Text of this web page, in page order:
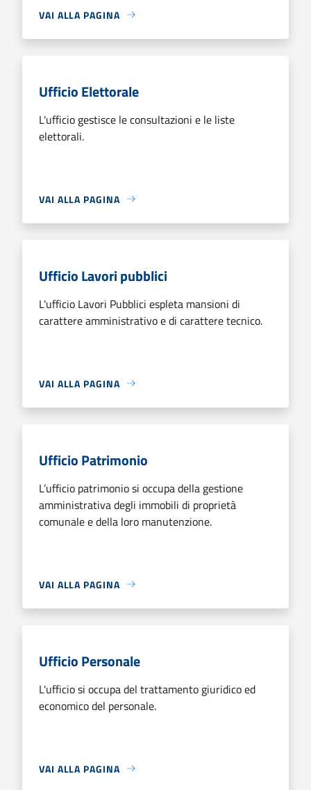
VAI ALLA PAGINA
Ufficio Elettorale
L'ufficio gestisce le consultazioni e le liste
elettorali.
VAI ALLA PAGINA
Ufficio Lavori pubblici
L'ufficio Lavori Pubblici espleta mansioni di
carattere amministrativo e di carattere tecnico.
VAI ALLA PAGINA
Ufficio Patrimonio
L’ufficio patrimonio si occupa della gestione
amministrativa degli immobili di proprietà
comunale e della loro manutenzione.
VAI ALLA PAGINA
Ufficio Personale
L'ufficio si occupa del trattamento giuridico ed
economico del personale.
VAI ALLA PAGINA